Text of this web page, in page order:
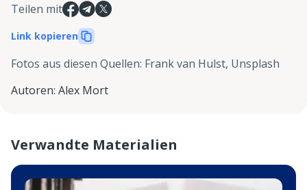
Teilen mit
Link kopieren
Fotos aus diesen Quellen: Frank van Hulst, Unsplash
Autoren: Alex Mort
Verwandte Materialien